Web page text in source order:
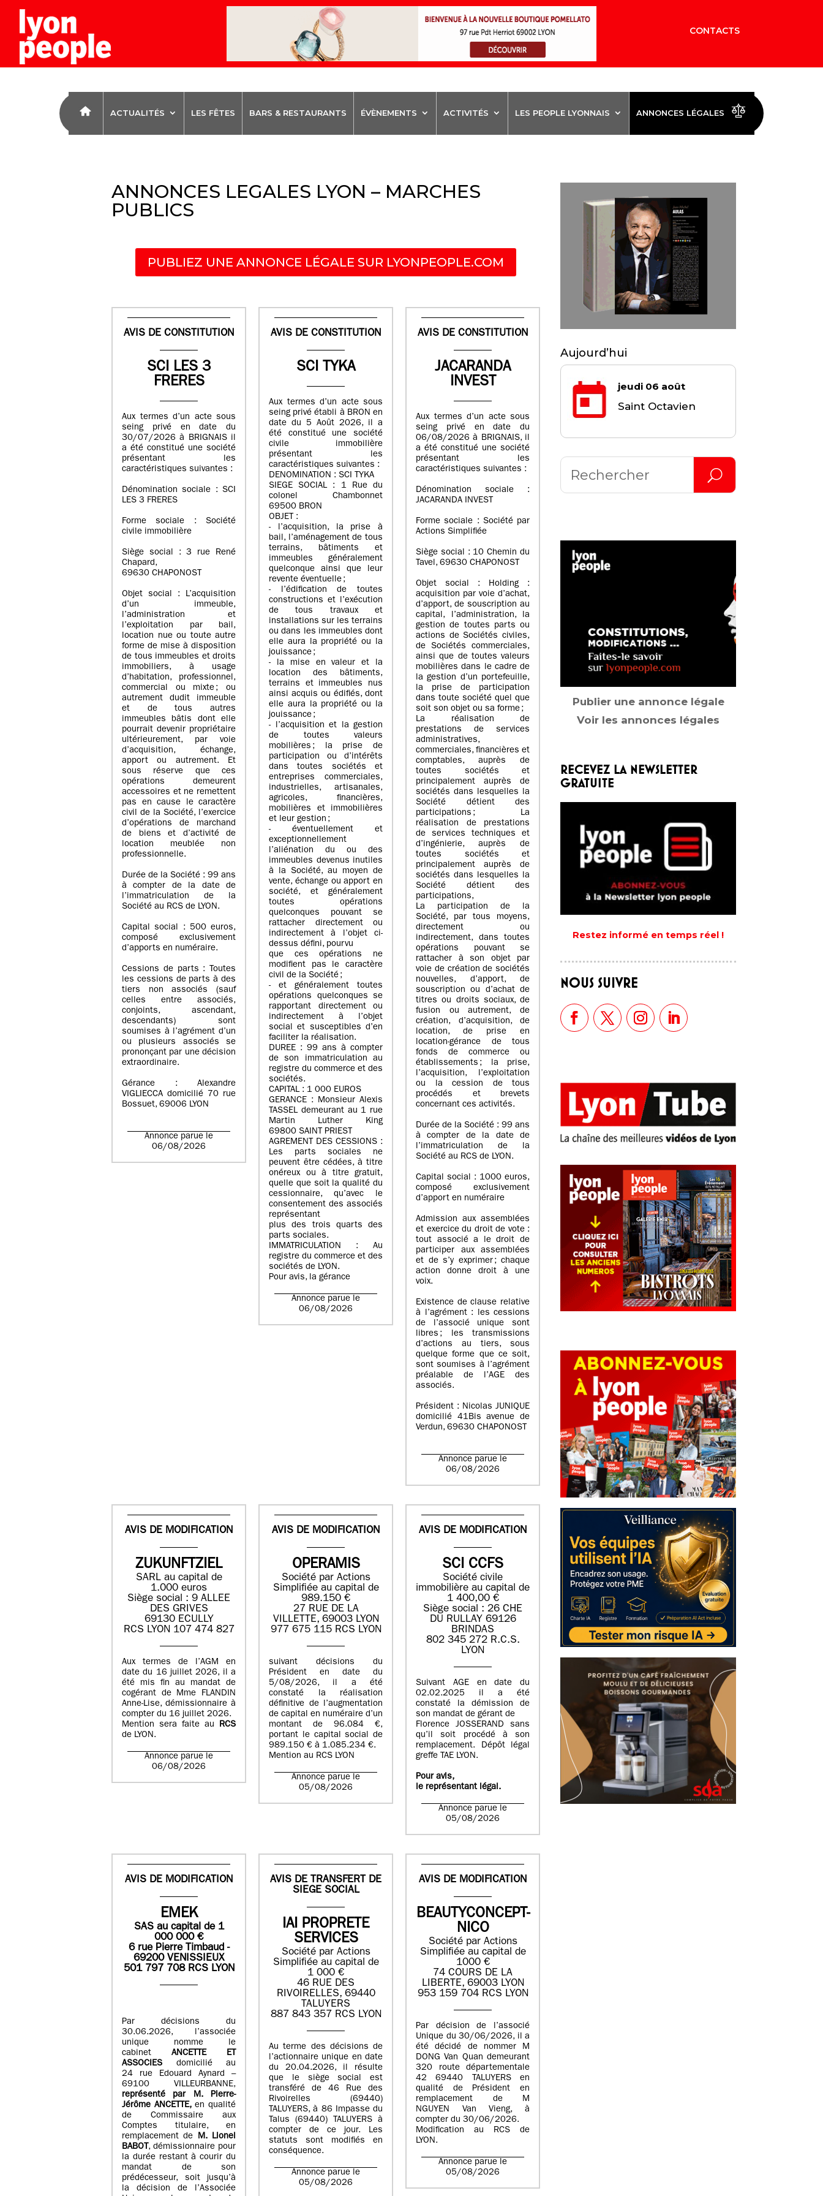
CONTACTS
ACTUALITÉS LES FÊTES BARS & RESTAURANTS ÉVÈNEMENTS ACTIVITÉS LES PEOPLE LYONNAIS ANNONCES LÉGALES
ANNONCES LEGALES LYON – MARCHES
PUBLICS
PUBLIEZ UNE ANNONCE LÉGALE SUR LYONPEOPLE.COM
AVIS DE CONSTITUTION
SCI LES 3
FRERES
Aux termes d’un acte sous
seing privé en date du
30/07/2026 à BRIGNAIS il
a été constitué une société
présentant les
caractéristiques suivantes :
Dénomination sociale : SCI
LES 3 FRERES
Forme sociale : Société
civile immobilière
Siège social : 3 rue René
Chapard,
69630 CHAPONOST
Objet social : L’acquisition
d’un immeuble,
l’administration et
l’exploitation par bail,
location nue ou toute autre
forme de mise à disposition
de tous immeubles et droits
immobiliers, à usage
d’habitation, professionnel,
commercial ou mixte ; ou
autrement dudit immeuble
et de tous autres
immeubles bâtis dont elle
pourrait devenir propriétaire
ultérieurement, par voie
d’acquisition, échange,
apport ou autrement. Et
sous réserve que ces
opérations demeurent
accessoires et ne remettent
pas en cause le caractère
civil de la Société, l’exercice
d’opérations de marchand
de biens et d’activité de
location meublée non
professionnelle.
Durée de la Société : 99 ans
à compter de la date de
l’immatriculation de la
Société au RCS de LYON.
Capital social : 500 euros,
composé exclusivement
d’apports en numéraire.
Cessions de parts : Toutes
les cessions de parts à des
tiers non associés (sauf
celles entre associés,
conjoints, ascendant,
descendants) sont
soumises à l’agrément d’un
ou plusieurs associés se
prononçant par une décision
extraordinaire.
Gérance : Alexandre
VIGLIECCA domicilié 70 rue
Bossuet, 69006 LYON
Annonce parue le
06/08/2026
AVIS DE CONSTITUTION
SCI TYKA
Aux termes d’un acte sous
seing privé établi à BRON en
date du 5 Août 2026, il a
été constitué une société
civile immobilière
présentant les
caractéristiques suivantes :
DENOMINATION : SCI TYKA
SIEGE SOCIAL : 1 Rue du
colonel Chambonnet
69500 BRON
OBJET :
- l’acquisition, la prise à
bail, l’aménagement de tous
terrains, bâtiments et
immeubles généralement
quelconque ainsi que leur
revente éventuelle ;
- l’édification de toutes
constructions et l’exécution
de tous travaux et
installations sur les terrains
ou dans les immeubles dont
elle aura la propriété ou la
jouissance ;
- la mise en valeur et la
location des bâtiments,
terrains et immeubles nus
ainsi acquis ou édifiés, dont
elle aura la propriété ou la
jouissance ;
- l’acquisition et la gestion
de toutes valeurs
mobilières ; la prise de
participation ou d’intérêts
dans toutes sociétés et
entreprises commerciales,
industrielles, artisanales,
agricoles, financières,
mobilières et immobilières
et leur gestion ;
- éventuellement et
exceptionnellement
l’aliénation du ou des
immeubles devenus inutiles
à la Société, au moyen de
vente, échange ou apport en
société, et généralement
toutes opérations
quelconques pouvant se
rattacher directement ou
indirectement à l’objet ci-
dessus défini, pourvu
que ces opérations ne
modifient pas le caractère
civil de la Société ;
- et généralement toutes
opérations quelconques se
rapportant directement ou
indirectement à l’objet
social et susceptibles d’en
faciliter la réalisation.
DUREE : 99 ans à compter
de son immatriculation au
registre du commerce et des
sociétés.
CAPITAL : 1 000 EUROS
GERANCE : Monsieur Alexis
TASSEL demeurant au 1 rue
Martin Luther King
69800 SAINT PRIEST
AGREMENT DES CESSIONS :
Les parts sociales ne
peuvent être cédées, à titre
onéreux ou à titre gratuit,
quelle que soit la qualité du
cessionnaire, qu’avec le
consentement des associés
représentant
plus des trois quarts des
parts sociales.
IMMATRICULATION : Au
registre du commerce et des
sociétés de LYON.
Pour avis, la gérance
Annonce parue le
06/08/2026
AVIS DE CONSTITUTION
JACARANDA
INVEST
Aux termes d’un acte sous
seing privé en date du
06/08/2026 à BRIGNAIS, il
a été constitué une société
présentant les
caractéristiques suivantes :
Dénomination sociale :
JACARANDA INVEST
Forme sociale : Société par
Actions Simplifiée
Siège social : 10 Chemin du
Tavel, 69630 CHAPONOST
Objet social : Holding :
acquisition par voie d’achat,
d’apport, de souscription au
capital, l’administration, la
gestion de toutes parts ou
actions de Sociétés civiles,
de Sociétés commerciales,
ainsi que de toutes valeurs
mobilières dans le cadre de
la gestion d’un portefeuille,
la prise de participation
dans toute société quel que
soit son objet ou sa forme ;
La réalisation de
prestations de services
administratives,
commerciales, financières et
comptables, auprès de
toutes sociétés et
principalement auprès de
sociétés dans lesquelles la
Société détient des
participations ; La
réalisation de prestations
de services techniques et
d’ingénierie, auprès de
toutes sociétés et
principalement auprès de
sociétés dans lesquelles la
Société détient des
participations,
La participation de la
Société, par tous moyens,
directement ou
indirectement, dans toutes
opérations pouvant se
rattacher à son objet par
voie de création de sociétés
nouvelles, d’apport, de
souscription ou d’achat de
titres ou droits sociaux, de
fusion ou autrement, de
création, d’acquisition, de
location, de prise en
location-gérance de tous
fonds de commerce ou
établissements ; la prise,
l’acquisition, l’exploitation
ou la cession de tous
procédés et brevets
concernant ces activités.
Durée de la Société : 99 ans
à compter de la date de
l’immatriculation de la
Société au RCS de LYON.
Capital social : 1000 euros,
composé exclusivement
d’apport en numéraire
Admission aux assemblées
et exercice du droit de vote :
tout associé a le droit de
participer aux assemblées
et de s’y exprimer ; chaque
action donne droit à une
voix.
Existence de clause relative
à l’agrément : les cessions
de l’associé unique sont
libres ; les transmissions
d’actions au tiers, sous
quelque forme que ce soit,
sont soumises à l’agrément
préalable de l’AGE des
associés.
Président : Nicolas JUNIQUE
domicilié 41Bis avenue de
Verdun, 69630 CHAPONOST
Annonce parue le
06/08/2026
AVIS DE MODIFICATION
ZUKUNFTZIEL
SARL au capital de
1.000 euros
Siège social : 9 ALLEE
DES GRIVES
69130 ECULLY
RCS LYON 107 474 827
Aux termes de l’AGM en
date du 16 juillet 2026, il a
été mis fin au mandat de
cogérant de Mme FLANDIN
Anne-Lise, démissionnaire à
compter du 16 juillet 2026.
Mention sera faite au RCS
de LYON.
Annonce parue le
06/08/2026
AVIS DE MODIFICATION
OPERAMIS
Société par Actions
Simplifiée au capital de
989.150 €
27 RUE DE LA
VILLETTE, 69003 LYON
977 675 115 RCS LYON
suivant décisions du
Président en date du
5/08/2026, il a été
constaté la réalisation
définitive de l’augmentation
de capital en numéraire d’un
montant de 96.084 €,
portant le capital social de
989.150 € à 1.085.234 €.
Mention au RCS LYON
Annonce parue le
05/08/2026
AVIS DE MODIFICATION
SCI CCFS
Société civile
immobilière au capital de
1 400,00 €
Siège social : 26 CHE
DU RULLAY 69126
BRINDAS
802 345 272 R.C.S.
LYON
Suivant AGE en date du
02.02.2025 il a été
constaté la démission de
son mandat de gérant de
Florence JOSSERAND sans
qu’il soit procédé à son
remplacement. Dépôt légal
greffe TAE LYON.
Pour avis,
le représentant légal.
Annonce parue le
05/08/2026
AVIS DE MODIFICATION
EMEK
SASau capital de 1
000 000€
6 rue Pierre Timbaud -
69200 VENISSIEUX
501 797 708 RCS LYON
Par décisions du
30.06.2026, l’associée
unique nomme le
cabinet ANCETTE ET
ASSOCIES
domicilié au
24 rue Edouard Aynard –
69100 VILLEURBANNE,
représenté par M.Pierre-
Jérôme ANCETTE, en qualité
de Commissaire aux
Comptes titulaire, en
remplacement de M.Lionel
BABOT, démissionnaire pour
la durée restant à courir du
mandat de son
prédécesseur, soit jusqu’à
la décision de l’Associée
AVIS DE TRANSFERT DE
SIEGE SOCIAL
IAI PROPRETE
SERVICES
Société par Actions
Simplifiée au capital de
1 000 €
46 RUE DES
RIVOIRELLES, 69440
TALUYERS
887 843 357 RCS LYON
Au terme des décisions de
l’actionnaire unique en date
du 20.04.2026, il résulte
que le siège social est
transféré de 46 Rue des
Rivoirelles (69440)
TALUYERS, à 86 Impasse du
Talus (69440) TALUYERS à
compter de ce jour. Les
statuts sont modifiés en
conséquence.
Annonce parue le
05/08/2026
AVIS DE MODIFICATION
BEAUTYCONCEPT-
NICO
Société par Actions
Simplifiée au capital de
1000 €
74 COURS DE LA
LIBERTE, 69003 LYON
953 159 704 RCS LYON
Par décision de l’associé
Unique du 30/06/2026, il a
été décidé de nommer M
DONG Van Quan demeurant
320 route départementale
42 69440 TALUYERS en
qualité de Président en
remplacement de M
NGUYEN Van Vieng, à
compter du 30/06/2026.
Modification au RCS de
LYON.
Annonce parue le
05/08/2026
Aujourd’hui
jeudi 06 août
Saint Octavien
Publier une annonce légale
Voir les annonces légales
RECEVEZ LA NEWSLETTER
GRATUITE
Restez informé en temps réel !
NOUS SUIVRE